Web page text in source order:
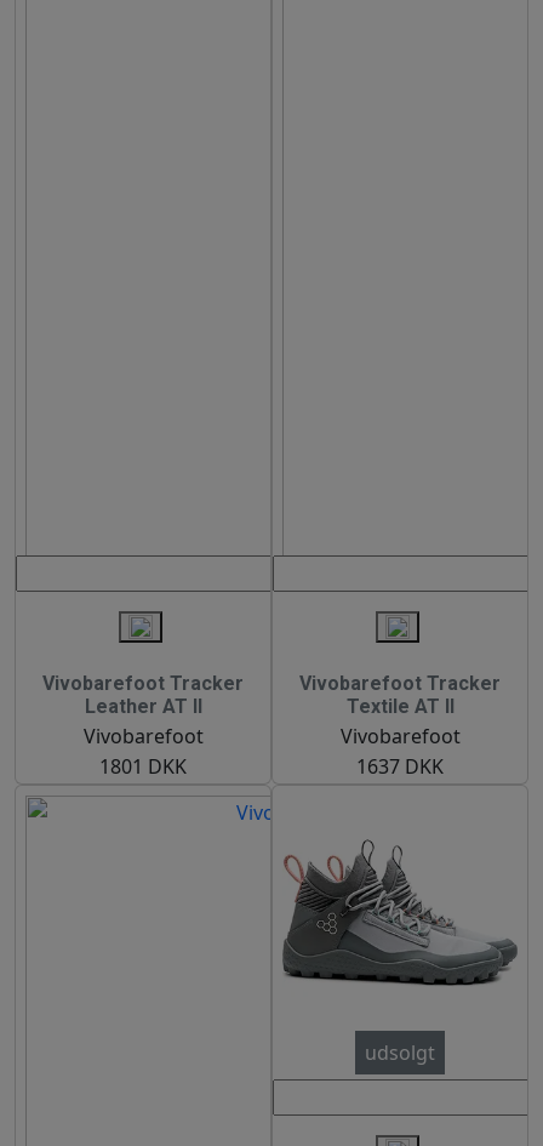
Vivobarefoot Tracker
Leather AT II
Vivobarefoot
1801 DKK
Vivobarefoot Tracker
Textile AT II
Vivobarefoot
1637 DKK
udsolgt